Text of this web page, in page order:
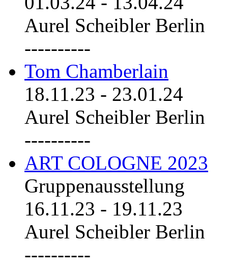
Aurel Scheibler Berlin
----------
Tom Chamberlain
18.11.23 - 23.01.24
Aurel Scheibler Berlin
----------
ART COLOGNE 2023
Gruppenausstellung
16.11.23 - 19.11.23
Aurel Scheibler Berlin
----------